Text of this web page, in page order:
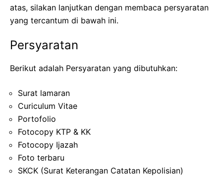
atas, silakan lanjutkan dengan membaca persyaratan
yang tercantum di bawah ini.
Persyaratan
Berikut adalah Persyaratan yang dibutuhkan:
Surat lamaran
Curiculum Vitae
Portofolio
Fotocopy KTP & KK
Fotocopy Ijazah
Foto terbaru
SKCK (Surat Keterangan Catatan Kepolisian)